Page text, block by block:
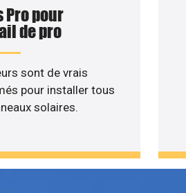
Pro pour
de pro
sont de vrais
pour installer tous
solaires.